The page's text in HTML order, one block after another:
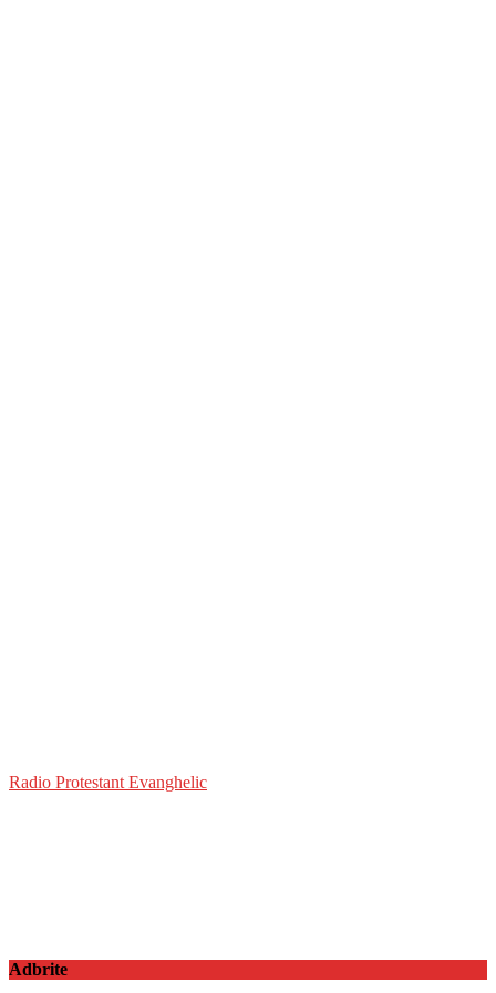
Radio Protestant Evanghelic
Adbrite